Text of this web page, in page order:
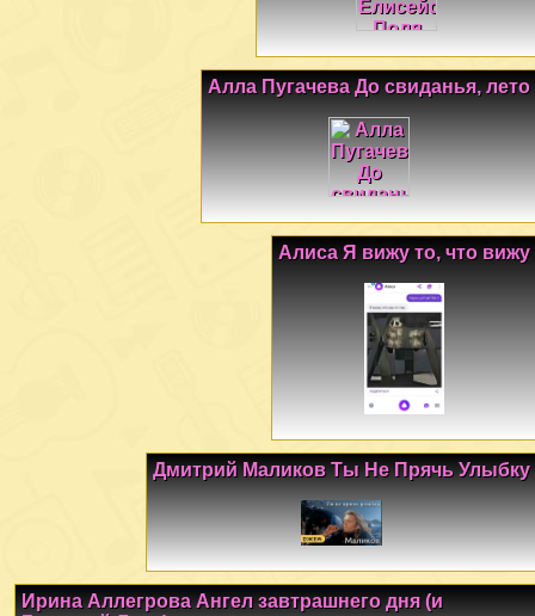
Алла Пугачева До свиданья, лето
Алиса Я вижу то, что вижу
Дмитрий Маликов Ты Не Прячь Улыбку
Ирина Аллегрова Ангел завтрашнего дня (и